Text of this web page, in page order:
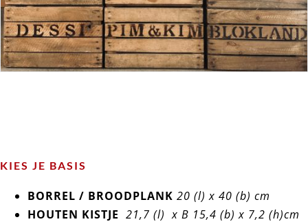
KIES JE BASIS
BORREL / BROODPLANK 20 (l) x 40 (b) cm
HOUTEN KISTJE 21,7 (l) x B 15,4 (b) x 7,2 (h)cm